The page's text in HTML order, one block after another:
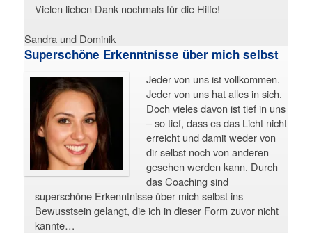
Vielen lieben Dank nochmals für die Hilfe!
Sandra und Dominik
Superschöne Erkenntnisse über mich selbst
Jeder von uns ist vollkommen.
Jeder von uns hat alles in sich.
Doch vieles davon ist tief in uns
– so tief, dass es das Licht nicht
erreicht und damit weder von
dir selbst noch von anderen
gesehen werden kann. Durch
das Coaching sind
superschöne Erkenntnisse über mich selbst ins
Bewusstsein gelangt, die ich in dieser Form zuvor nicht
kannte…